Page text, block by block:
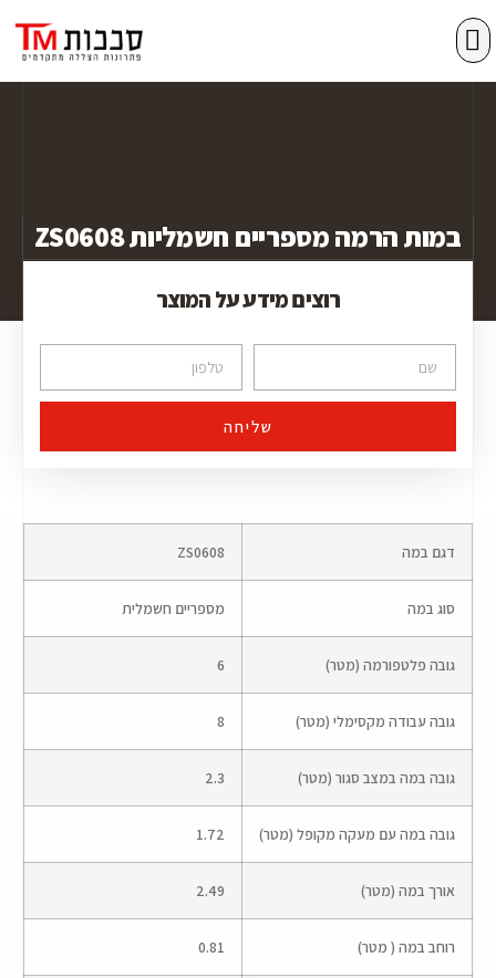
במות הרמה מספריים חשמליות ZS0608
רוצים מידע על המוצר
שליחה
דגם במה ZS0608
סוג במה מספריים חשמלית
גובה פלטפורמה (מטר) 6
גובה עבודה מקסימלי (מטר) 8
גובה במה במצב סגור (מטר) 2.3
גובה במה עם מעקה מקופל (מטר) 1.72
אורך במה (מטר) 2.49
רוחב במה ( מטר) 0.81